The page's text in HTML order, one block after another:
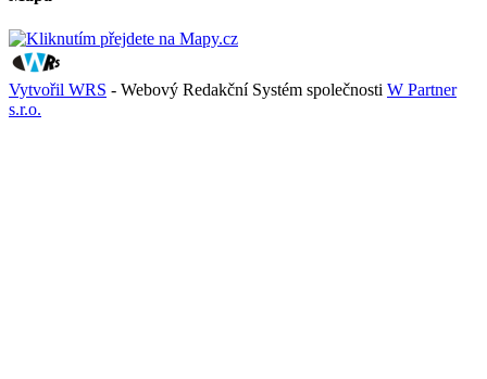
Vytvořil WRS - Webový Redakční Systém společnosti W Partner
s.r.o.